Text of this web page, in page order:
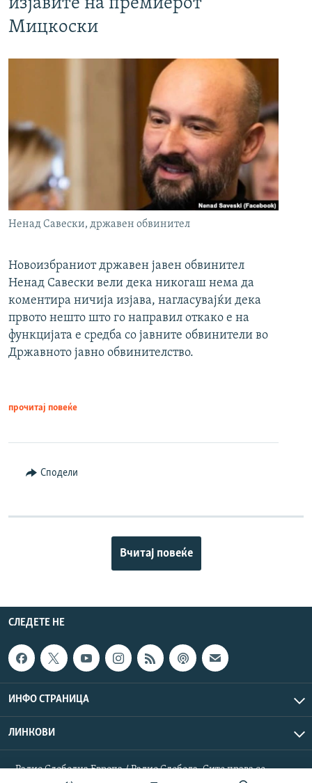
изјавите на премиерот
Мицкоски
Ненад Савески, државен обвинител
Новоизбраниот државен јавен обвинител
Ненад Савески вели дека никогаш нема да
коментира ничија изјава, нагласувајќи дека
првото нешто што го направил откако е на
функцијата е средба со јавните обвинители во
Државното јавно обвинителство.
прочитај повеќе
Сподели
Вчитај повеќе
СЛЕДЕТЕ НЕ
ИНФО СТРАНИЦА
ЛИНКОВИ
Радио Слободна Европа / Радио Слобода. Сите права се